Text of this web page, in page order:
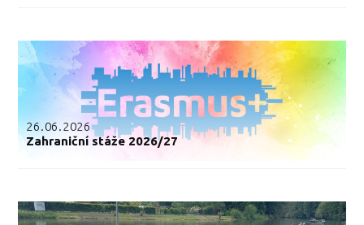
26.06.2026
Zahraniční stáže 2026/27